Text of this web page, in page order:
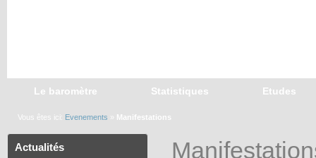
Le baromètre Statistiques Etudes
Vous êtes ici: Evenements » Manifestations
Actualités